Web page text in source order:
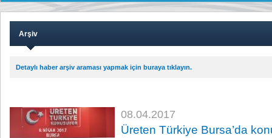
Arşiv
Detaylı haber arşiv araması yapmak için buraya tıklayın.
08.04.2017
Üreten Türkiye Bursa’da